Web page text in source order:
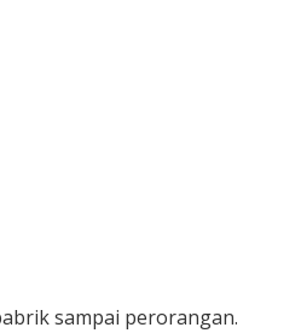
sampai perorangan.